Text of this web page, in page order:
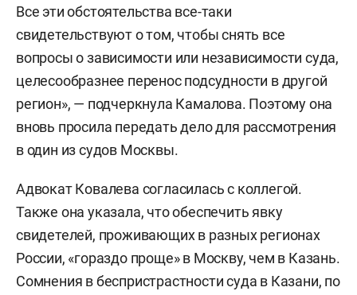
Все эти обстоятельства все-таки
свидетельствуют о том, чтобы снять все
вопросы о зависимости или независимости суда,
целесообразнее перенос подсудности в другой
регион», — подчеркнула Камалова. Поэтому она
вновь просила передать дело для рассмотрения
в один из судов Москвы.
Адвокат Ковалева согласилась с коллегой.
Также она указала, что обеспечить явку
свидетелей, проживающих в разных регионах
России, «гораздо проще» в Москву, чем в Казань.
Сомнения в беспристрастности суда в Казани, по